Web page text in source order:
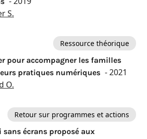
S.
Ressource théorique
pour accompagner les familles
pratiques numériques - 2021
O.
Retour sur programmes et actions
sans écrans proposé aux